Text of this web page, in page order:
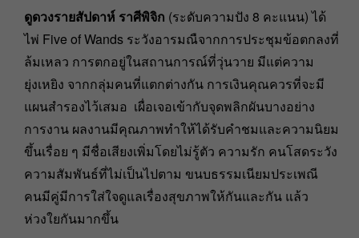
ดูดวงรายสัปดาห์ ราศีพิจิก (ระดับความปัง 8 คะแนน) ได้
ไพ่ Five of Wands ระวังอารมณืจากการประชุมข้อตกลงที่
ล้มเหลว การตกอยู่ในสถานการณ์ที่วุ่นวาย มีแต่ความ
ยุ่งเหยิง จากกลุ่มคนที่แตกต่างกัน การเงินคุณควรที่จะมี
แผนสำรองไว้เสมอ เผื่อเจอเข้ากับจุดพลิกผันบางอย่าง
การงาน ผลงานมีคุณภาพทำให้ได้รับคำชมและความนิยม
ขึ้นเรื่อย ๆ มีชื่อเสียงเพิ่มโดยไม่รู้ตัว ความรัก คนโสดระวัง
ความสัมพันธ์ที่ไม่เป็นไปตาม ขนบธรรมเนียมประเพณี
คนมีคู่มีการใส่ใจดูแลเรื่องสุขภาพให้กันและกัน แล้ว
ห่วงใยกันมากขึ้น